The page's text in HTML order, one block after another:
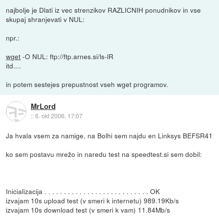
najbolje je Dlati iz vec strenzikov RAZLICNIH ponudnikov in vse
skupaj shranjevati v NUL:
npr.:
wget -O NUL: ftp://ftp.arnes.si/ls-lR
itd....
in potem sestejes prepustnost vseh wget programov.
MrLord
::6. okt 2006, 17:07
Ja hvala vsem za namige, na Bolhi sem najdu en Linksys BEFSR41
ko sem postavu mrežo in naredu test na speedtest.si sem dobil:
Inicializacija . . . . . . . . . . . . . . . . . . . . . . . . . . . OK
izvajam 10s upload test (v smeri k internetu) 989.19Kb/s
izvajam 10s download test (v smeri k vam) 11.84Mb/s